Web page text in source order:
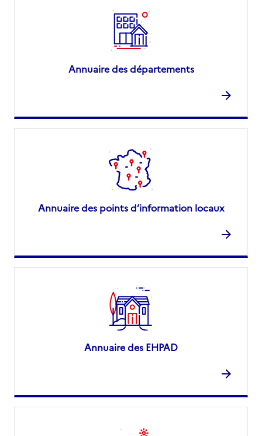
Annuaire des départements
Annuaire des points d’information locaux
Annuaire des EHPAD